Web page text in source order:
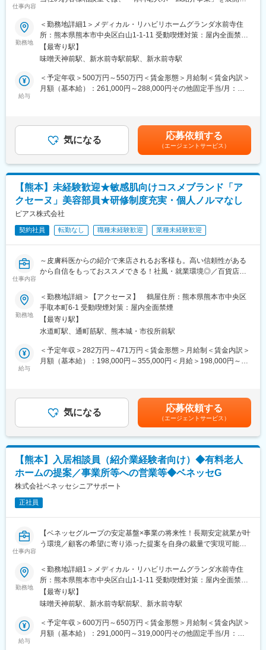
■「こもれび」の由来：
ある寒い冬の朝のこと、冷たくなった指先に息をふきかけながら
洗濯物を干しておりました。するといつの間にか背中がほんのり
くお陽さまの陽差しでした。その陽差しはやさしく静かに心の中
までしみて来て、とてもおだやかな気持ちになりました。お陽さ
の子ども達の笑い声に満ちていたこの場所に、今度は永い人生を
歩いて来られた先輩方をお迎えするのに、一番ふさわしいお陽さ
まは何かと色々と考えました。そしてそれは緑の木の葉の間から
ている「こもれび」だと思いこの名前をつけるに至りました。
変更の範囲：会社の定める業務
仕事内容
人お一人に合わせたホームをご提案、ご入居にまつわる手続きま
で行っております。
■部門の業務内容：
病院のソーシャルワーカーや、地域包括支援センター・居宅介護
支援事業所のケアマネジャーからご相談・ご紹介をいただき、有
料老人ホームへの入居検討者様やご家族様の入居相談を担当して
おります。
◎有料老人ホームへの入居検討者やご家族との入居相談業務
有料老人ホームへ入居を検討されている方やご家族から、ホーム
に対するご希望をお伺いし、ご希望に合った有料老人ホームのご
務など、一連の入居相談業務を担っていただきます。
◎病院、地域包括支援センター、居宅介護支援事業所への法人営
業
援センター、居宅介護支援事業所を定期的に訪問し、ソーシャル
ワーカーやケアマネジャーの皆様へ当社のサービスのご案内と、
■受け入れ体制：
ざいます。
■職場環境：
まずは1名体制でのスタートとなります。1名体制ですが、ベネッ
ったときはすぐに聞ける環境です。
になっています。ソーシャルワーカーやケアマネジャーの皆様も
「どこのどのホームがいいのか…」を判断することが大変難しく
なってきています。
ベネッセスタイルケアグループでは、長年の経験から「その方が
本当に望まれることを叶えるホームは、どんなことをしているの
か」を熟知しています。そのノウハウを活かして、有料老人ホー
ムを検討されていらっしゃる皆様にとって、「このホームを選ん
で本当によかった」と思っていただけるような、ご入居までのお
手伝いができます。
勤務地
＜勤務地詳細1＞メディカル・リハビリホームグランダ水前寺住
所：熊本県熊本市中央区白山1-1-11 受動喫煙対策：屋内全面禁煙
＜勤務地詳細2＞ボンセジュール水前寺住所：熊本県熊本市中央区
白山3-4-6 受動喫煙対策：屋内全面禁煙変更の範囲：会社の定める
【最寄り駅】
味噌天神前駅、新水前寺駅前駅、新水前寺駅
給与
＜予定年収＞500万円～550万円＜賃金形態＞月給制＜賃金内訳＞
月額（基本給）：261,000円～288,000円その他固定手当/月：
回・昇給年1回（評価により）※別途特別賞与あり：賞与支給対象
期間（6カ月）の残業時間が270時間以下の場合年間0.5カ月加算
支給 ※役割職責手当該当者は対象外■公休日出勤の場合別途支給
有賃金はあくまでも目安の金額であり、選考を通じて上下する可
能性があります。月給(月額)は固定手当を含めた表記です。
気になる 応募依頼する
（エージェントサービス）
【熊本】未経験歓迎★敏感肌向けコスメブランド「ア
クセーヌ」美容部員★研修制度充実・個人ノルマなし
ピアス株式会社
契約社員 転勤なし 職種未経験歓迎 業種未経験歓迎
仕事内容
～皮膚科医からの紹介で来店されるお客様も。高い信頼性がある
から自信をもっておススメできる！社風・就業環境◎／百貨店で
※本求人は8/16入社可能な方を対象としております。
■アクセーヌについて
・皮膚科専門医との共同研究による「低刺激・無香料」で効果が
実感できる、安全で高機能な製品をご提供しています。
・アクセーヌの魅力は「リピート率の高さ」だとを入社したスタ
ッフは口を揃えて言います。お客様のお悩みを丁寧にカウンセリ
ングして最適な製品をお勧めするからこそ、お客様に信頼いただ
■仕事内容：
お客様のお悩みを、過去の肌トラブルや生活環境まで親身になっ
てうかがい、最適なメイクアップ・スキンケア製品をご提案した
・「自分以外は全てお客様」という考えが浸透しているから、相
手のことを第一に考える思いやりのあるスタッフばかり。
・個人ノルマはなく目標に向かってチームでお仕事を進めるか
・年に一度表彰制度あり！頑張りをしっかりと認めていただける
環境です。社員同士の仲もよく、好きなことをお仕事にして楽し
■未経験でも安心のサポート体制
を基礎からしっかり習得できます。
・店舗では先輩の手つきを見せてもらいながら何度もタッチアッ
プの練習をしてアドバイスしてもらえるので一人で悩むこともあ
りません。
が終わるごとにスタッフ同士で感謝の声掛けが自然にあります。
勤務地
＜勤務地詳細＞【アクセーヌ】 鶴屋住所：熊本県熊本市中央区
手取本町6-1 受動喫煙対策：屋内全面禁煙
【最寄り駅】
水道町駅、通町筋駅、熊本城・市役所前駅
給与
＜予定年収＞282万円～471万円＜賃金形態＞月給制＜賃金内訳＞
月額（基本給）：198,000円～355,000円＜月給＞198,000円～
給額30万円）■特別賞与：年1回（昨年支給額15万円）※業績賞与
と特別賞与は業績状況による■モデル年収：チーフ（5年目）407
万円賃金はあくまでも目安の金額であり、選考を通じて上下する
可能性があります。月給(月額)は固定手当を含めた表記です。
気になる 応募依頼する
（エージェントサービス）
【熊本】入居相談員（紹介業経験者向け）◆有料老人
ホームの提案／事業所等への営業等◆ベネッセG
株式会社ベネッセシニアサポート
正社員
仕事内容
【ベネッセグループの安定基盤×事業の将来性！長期安定就業が叶
う環境／顧客の希望に寄り添った提案を自身の裁量で実現可能／
■部門の役割／業務：
◇当社のお客様相談室では、「有料老人ホーム紹介事業」を展開
しております。施設選びでお困りのお客様へ、ニーズを確認し、
お一人お一人に合わせたホームをご提案、ご入居にまつわる手続
きまで行っております。
◇病院のソーシャルワーカーや、地域包括支援センター・居宅介
護支援事業所のケアマネジャーからご相談・ご紹介をいただき、
勤務地
＜勤務地詳細1＞メディカル・リハビリホームグランダ水前寺住
所：熊本県熊本市中央区白山1-1-11 受動喫煙対策：屋内全面禁煙
＜勤務地詳細2＞ボンセジュール水前寺住所：熊本県熊本市中央区
白山3-4-6 受動喫煙対策：屋内全面禁煙変更の範囲：会社の定める
【最寄り駅】
味噌天神前駅、新水前寺駅前駅、新水前寺駅
給与
＜予定年収＞600万円～650万円＜賃金形態＞月給制＜賃金内訳＞
月額（基本給）：291,000円～319,000円その他固定手当/月：